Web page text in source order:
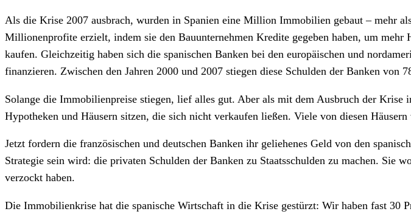
Als die Krise 2007 ausbrach, wurden in Spanien eine Million Immobilien gebaut – mehr
Millionenprofite erzielt, indem sie den Bauunternehmen Kredite gegeben haben, um
kaufen. Gleichzeitig haben sich die spanischen Banken bei den europäischen und
finanzieren. Zwischen den Jahren 2000 und 2007 stiegen diese Schulden der Banken von
Solange die Immobilienpreise stiegen, lief alles gut. Aber als mit dem Ausbruch der
Hypotheken und Häusern sitzen, die sich nicht verkaufen ließen. Viele von diesen
Jetzt fordern die französischen und deutschen Banken ihr geliehenes Geld von den
Strategie sein wird: die privaten Schulden der Banken zu Staatsschulden zu machen.
verzockt haben.
Die Immobilienkrise hat die spanische Wirtschaft in die Krise gestürzt: Wir haben fast